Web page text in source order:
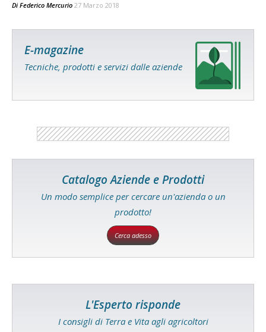
Di Federico Mercurio 27 Marzo 2018
E-magazine
Tecniche, prodotti e servizi dalle aziende
Catalogo Aziende e Prodotti
Un modo semplice per cercare un'azienda o un
prodotto!
Cerca adesso
L'Esperto risponde
I consigli di Terra e Vita agli agricoltori